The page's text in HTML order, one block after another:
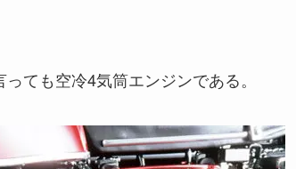
ても空冷4気筒エンジンである。